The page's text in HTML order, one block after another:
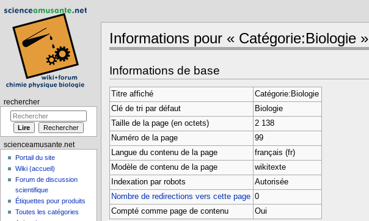
Informations pour « Catégorie:Biologie »
Informations de base
Titre affiché
Catégorie:Biologie
Clé de tri par défaut
Biologie
Taille de la page (en octets)
2 138
Numéro de la page
99
Langue du contenu de la page
français (fr)
Modèle de contenu de la page
wikitexte
Indexation par robots
Autorisée
Nombre de redirections vers cette page 0
Compté comme page de contenu
Oui
rechercher
scienceamusante.net
Portail du site
Wiki (accueil)
Forum de discussion
scientifique
Étiquettes pour produits
Toutes les catégories